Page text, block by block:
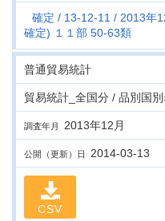
確定 13-12-11
2013年
確定) １１部 50-63類
普通貿易統計
貿易統計_全国分 / 品別国
調査年月 2013年12月
公開（更新）日 2014-03-13
CSV